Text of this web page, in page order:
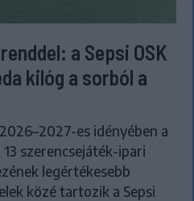
a Sepsi OSK
kilóg a sorból a
es idényében a
szerencsejáték-ipari
legértékesebb
közé tartozik a Sepsi